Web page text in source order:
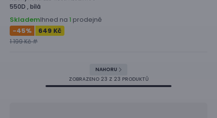
550D , bílá
SklademIhned na 1 prodejně
-45% 649 Kč
1 199 Kč #
NAHORU
ZOBRAZENO 23 Z 23 PRODUKTŮ